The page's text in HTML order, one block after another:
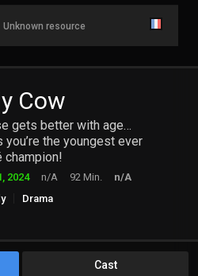
Unknown resource
Cow
gets better with age…
you’re the youngest ever
champion!
2024 n/A 92 Min.
n/A
Drama
Cast